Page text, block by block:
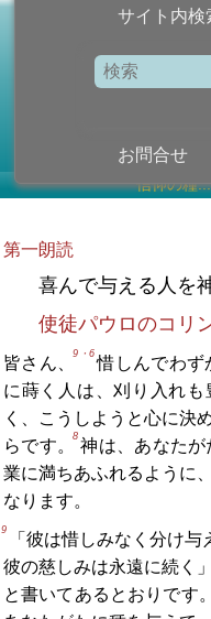
サイト内検
お問合せ
信仰の糧...
第一朗読
喜んで与える人を
使徒パウロのコリ
皆さん、
9・6
惜しんでわず
に蒔く人は、刈り入れ
く、こうしようと心に決
らです。
8
神は、あなた
業に満ちあふれるように
なります。
9
「彼は惜しみなく分け与
彼の慈しみは永遠に続く」
と書いてあるとおりです